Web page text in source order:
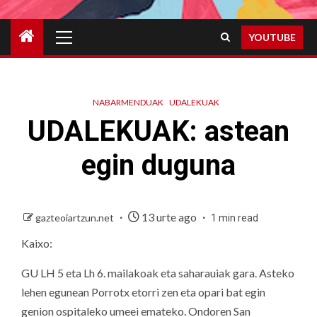
Menu
YOUTUBE
NABARMENDUAK UDALEKUAK
UDALEKUAK: astean
egin duguna
gazteoiartzun.net 13 urte ago 1 min read
Kaixo:
GU LH 5 eta Lh 6. mailakoak eta saharauiak gara. Asteko
lehen egunean Porrotx etorri zen eta opari bat egin
genion ospitaleko umeei emateko. Ondoren San